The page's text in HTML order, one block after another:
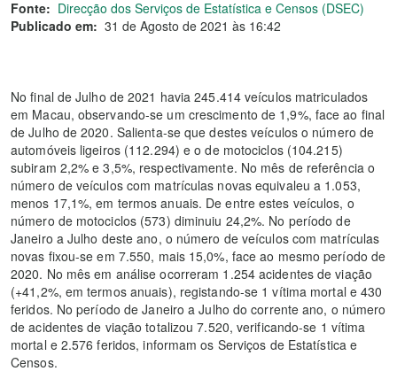
Fonte: Direcção dos Serviços de Estatística e Censos (DSEC)
Publicado em: 31 de Agosto de 2021 às 16:42
No final de Julho de 2021 havia 245.414 veículos matriculados
em Macau, observando-se um crescimento de 1,9%, face ao final
de Julho de 2020. Salienta-se que destes veículos o número de
automóveis ligeiros (112.294) e o de motociclos (104.215)
subiram 2,2% e 3,5%, respectivamente. No mês de referência o
número de veículos com matrículas novas equivaleu a 1.053,
menos 17,1%, em termos anuais. De entre estes veículos, o
número de motociclos (573) diminuiu 24,2%. No período de
Janeiro a Julho deste ano, o número de veículos com matrículas
novas fixou-se em 7.550, mais 15,0%, face ao mesmo período de
2020. No mês em análise ocorreram 1.254 acidentes de viação
(+41,2%, em termos anuais), registando-se 1 vítima mortal e 430
feridos. No período de Janeiro a Julho do corrente ano, o número
de acidentes de viação totalizou 7.520, verificando-se 1 vítima
mortal e 2.576 feridos, informam os Serviços de Estatística e
Censos.